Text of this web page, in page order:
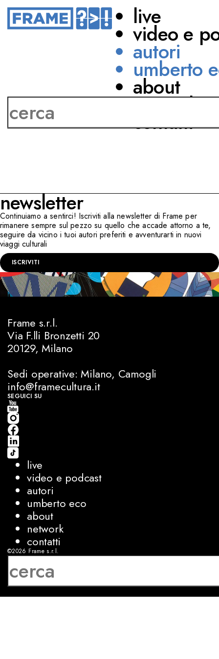
live
video e
autori
umberto
about
network
contatti
Nicoletta Braschi
newsletter
Continuiamo a sentirci! Iscriviti alla newsletter di Frame per
rimanere sempre sul pezzo su quello che accade attorno a te,
seguire da vicino i tuoi autori preferiti e avventurarti in nuovi
viaggi culturali
ISCRIVITI
Frame s.r.l.
Via F.lli Bronzetti 20
20129, Milano
Sedi operative: Milano, Camogli
info@framecultura.it
SEGUICI SU
live
video e podcast
autori
umberto eco
about
network
contatti
©2026 Frame s.r.l.
P.IVA 08927250962
sviluppo:Luca Bunino